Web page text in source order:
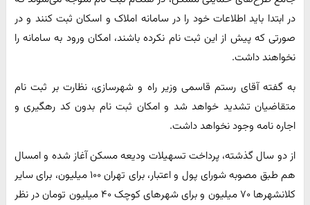
در ابتدا باید اطلاعات خود را در سامانه املاک و اسکان ثبت کنند و در
صورتی که پیش از این ثبت نام نکرده باشند، امکان ورود به سامانه را
نخواهند داشت.
به گفته آقای رستم قاسمی وزیر راه و شهرسازی، نظارت بر ثبت نام
متقاضیان تشدید خواهد شد و امکان ثبت نام بدون کد رهگیری و
اجاره نامه وجود نخواهد داشت.
از دو سال گذشته، پرداخت تسهیلات ودیعه مسکن آغاز شده و امسال
هم طبق مصوبه شورای پول و اعتبار، برای تهران ۱۰۰ میلیون، برای سایر
کلانشهر‌ها ۷۰ میلیون و برای شهر‌های کوچک ۴۰ میلیون تومان در نظر